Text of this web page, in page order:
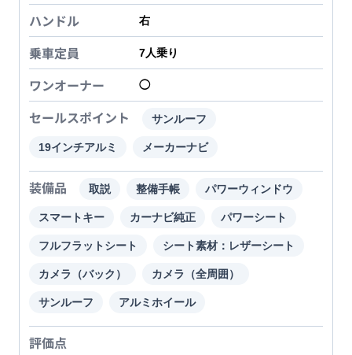
ハンドル 右
乗車定員 7人乗り
ワンオーナー ◯
セールスポイント サンルーフ
19インチアルミ メーカーナビ
装備品 取説 整備手帳 パワーウィンドウ
スマートキー カーナビ純正 パワーシート
フルフラットシート シート素材：レザーシート
カメラ（バック） カメラ（全周囲）
サンルーフ アルミホイール
評価点